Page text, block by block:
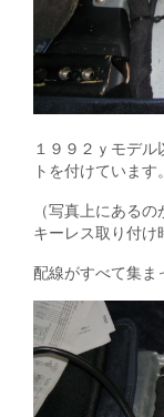
１９９２ｙモデ
トを付けています。
（写真上にある
キーレス取り付け
配線がすべて集ま